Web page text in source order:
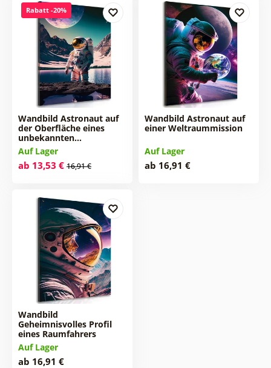
Rabatt -20%
Wandbild Astronaut auf
der Oberfläche eines
unbekannten…
Auf Lager
ab 13,53 € 16,91 €
Wandbild Astronaut auf
einer Weltraummission
Auf Lager
ab 16,91 €
Wandbild
Geheimnisvolles Profil
eines Raumfahrers
Auf Lager
ab 16,91 €